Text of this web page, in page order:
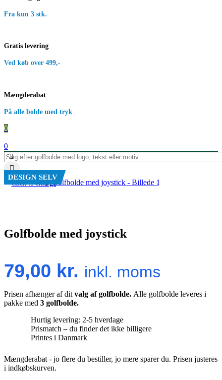
Fra kun 3 stk.
Gratis levering
Ved køb over 499,-
Mængderabat
På alle bolde med tryk
0
0
DESIGN SELV
Click to enlarge
Golfbolde med joystick
79,00 kr. inkl. moms
Prisen afhænger af dit valg af golfbolde. Alle golfbolde leveres i
pakke med 3 golfbolde.
Hurtig levering: 2-5 hverdage
Prismatch – du finder det ikke billigere
Printes i Danmark
Mængderabat - jo flere du bestiller, jo mere sparer du. Prisen justeres
i indkøbskurven.